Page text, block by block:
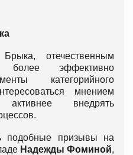
отечественным
более эффективно
категорийного
мнением
внедрять
подобные призывы на
Надежды Фоминой,